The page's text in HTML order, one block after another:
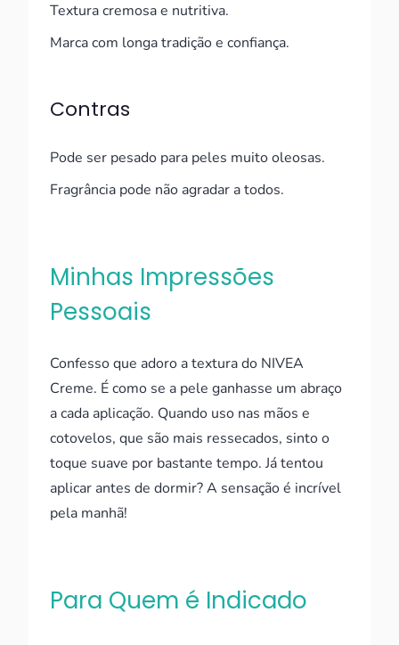
Textura cremosa e nutritiva.
Marca com longa tradição e confiança.
Contras
Pode ser pesado para peles muito oleosas.
Fragrância pode não agradar a todos.
Minhas Impressões
Pessoais
Confesso que adoro a textura do NIVEA
Creme. É como se a pele ganhasse um abraço
a cada aplicação. Quando uso nas mãos e
cotovelos, que são mais ressecados, sinto o
toque suave por bastante tempo. Já tentou
aplicar antes de dormir? A sensação é incrível
pela manhã!
Para Quem é Indicado